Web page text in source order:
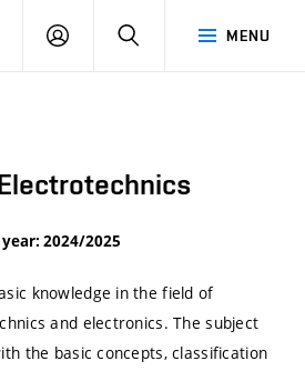
MENU
LOG
SEARCH
2024/2025
knowledge in the field of
and electronics. The subject
the basic concepts, classification